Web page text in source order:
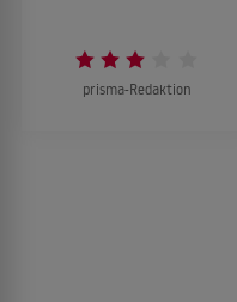
prisma-Redaktion